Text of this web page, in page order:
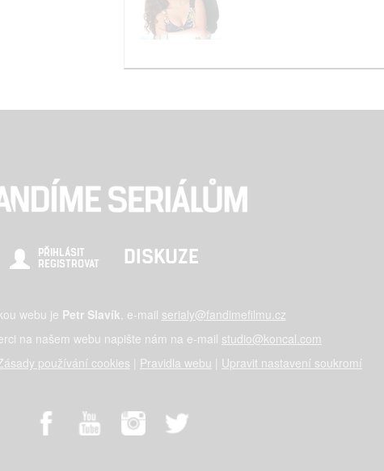
PŘIHLÁSIT
REGISTROVAT
DISKUZE
webu je Petr Slavík, e-mail serialy@fandimefilmu.cz
na našem webu napište nám na e-mail studio@koncal.com
používání cookies Pravidla webu Upravit nastavení soukromí